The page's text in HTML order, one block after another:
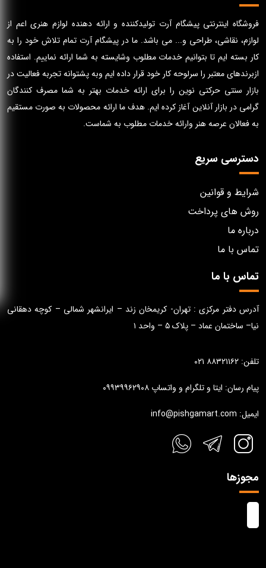
فروشگاه اینترنتی پیشگام آرت تولیدکننده و ارائه دهنده لوازم هنری اعم از
لوازم، نقاشی، طراحی و... می باشد. ما در پیشگام آرت تمام تلاش خود را به
کار بسته ایم تا بتوانیم خدمات مطلوب وشایسته به شما ارائه نماییم. استفاده
ازبرندهای معتبر را سرلوحه کار خود قرار داده ایم وبه پشتوانه تجربه فعالیت در
بازار سنتی حرکتی نوین را برای ارائه خدمات بهتر به شما مصرف کنندگان
گرامی در بازار آنلاین آغاز کرده ایم. هدف ما ارائه محصولات به صورت مستقیم
به فعالان عرصه هنر وارائه خدمات مطلوب به شماست.
دسترسی سریع
شرایط و قوانین
روش های پرداخت
درباره ما
تماس با ما
تماس با ما
آدرس دفتر مرکزی : تهران- کریمخان زند – ایرانشهر شمالی – کوچه دهقانی
نیا– ساختمان عماد – پلاک ۵ – واحد ۱
تلفن: ۸۸۳۲۱۱۶۲ ۰۲۱
پیام رسان: ایتا و تلگرام و واتساپ ۰۹۹۳۹۹۶۲۹۰۸
ایمیل: info@pishgamart.com
مجوزها